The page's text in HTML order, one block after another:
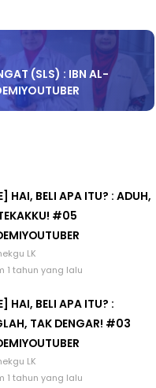
(SLS) : IBN AL-
HAI, BELI APA ITU? : ADUH,
#05
LK
1 tahun yang lalu
HAI, BELI APA ITU? :
TAK DENGAR! #03
LK
1 tahun yang lalu
MATEMATIK SR, WANG
OLEH CIKGU ANITA